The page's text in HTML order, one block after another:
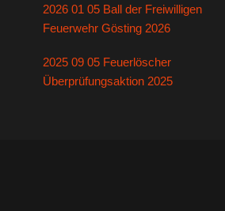
2026 01 05 Ball der Freiwilligen
Feuerwehr Gösting 2026
2025 09 05 Feuerlöscher
Überprüfungsaktion 2025